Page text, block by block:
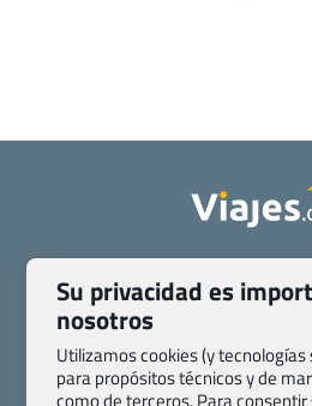
Quienes somos
Pasaporte, Visado, Salud y otras
Blog de Viajes.com
Preguntas frecuentes
Política de privacidad y cookies
Su privacidad es
nosotros
Utilizamos cookies (y
para propósitos técnicos y de